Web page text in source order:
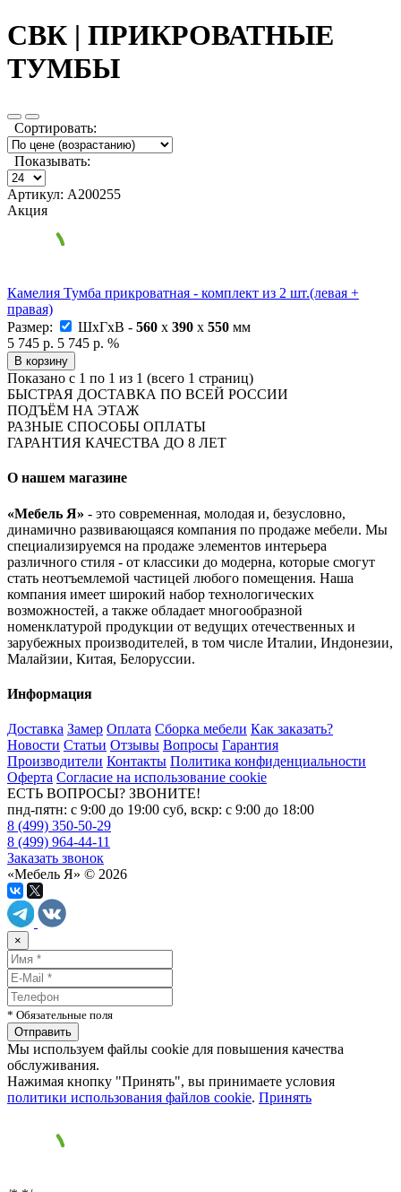
СВК | ПРИКРОВАТНЫЕ
ТУМБЫ
Сортировать:
Показывать:
Артикул: А200255
Акция
Камелия Тумба прикроватная - комплект из 2 шт.(левая +
правая)
Размер:
ШxГxВ - 560 x 390 x 550 мм
5 745 р. 5 745 р. %
В корзину
Показано с 1 по 1 из 1 (всего 1 страниц)
БЫСТРАЯ ДОСТАВКА ПО ВСЕЙ РОССИИ
ПОДЪЁМ НА ЭТАЖ
РАЗНЫЕ СПОСОБЫ ОПЛАТЫ
ГАРАНТИЯ КАЧЕСТВА ДО 8 ЛЕТ
О нашем магазине
«Мебель Я» - это современная, молодая и, безусловно,
динамично развивающаяся компания по продаже мебели. Мы
специализируемся на продаже элементов интерьера
различного стиля - от классики до модерна, которые смогут
стать неотъемлемой частицей любого помещения. Наша
компания имеет широкий набор технологических
возможностей, а также обладает многообразной
номенклатурой продукции от ведущих отечественных и
зарубежных производителей, в том числе Италии, Индонезии,
Малайзии, Китая, Белоруссии.
Информация
Доставка Замер Оплата Сборка мебели Как заказать?
Новости Статьи Отзывы Вопросы Гарантия
Производители Контакты Политика конфиденциальности
Оферта Согласие на использование cookie
ЕСТЬ ВОПРОСЫ? ЗВОНИТЕ!
пнд-пятн: с 9:00 до 19:00 суб, вскр: с 9:00 до 18:00
8 (499) 350-50-29
8 (499) 964-44-11
Заказать звонок
«Мебель Я» © 2026
×
* Обязательные поля
Мы используем файлы cookie для повышения качества
обслуживания.
Нажимая кнопку "Принять", вы принимаете условия
политики использования файлов cookie. Принять